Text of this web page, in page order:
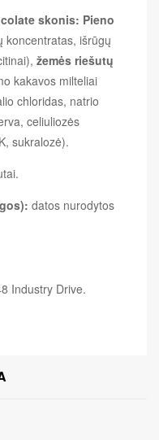
skonis: Pieno
koncentratas, išrūgų
žemės riešutų
kakavos milteliai
chloridas, natrio
celiuliozės
sukralozė).
datos nurodytos
Industry Drive.